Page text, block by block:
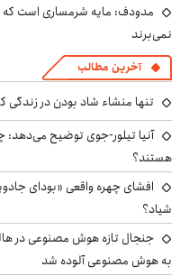
مدودف: مایه شرمساری است که در
نمی‌برند
آخرین مطالب
تنها منشاء شاد بودن در
آنیا تیلور-جوی توضیح می‌دهد:
هستند؟
افشای چهره واقعی «بودای
شیاد؟
جنجال تازه هوش مصنوعی در
به هوش مصنوعی آلوده شد